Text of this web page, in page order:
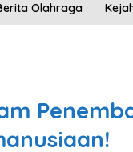
Olahraga